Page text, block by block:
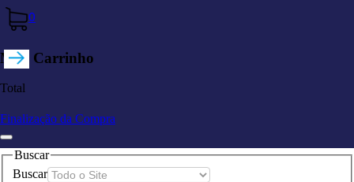
0
Meu Carrinho
Total
Finalização da Compra
Buscar
Buscar